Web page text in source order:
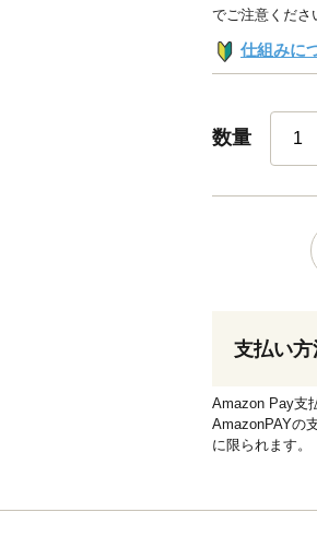
でご注意くださ
仕組みに
数量
支払い方
Amazon Pay支
AmazonPAYの
に限られます。